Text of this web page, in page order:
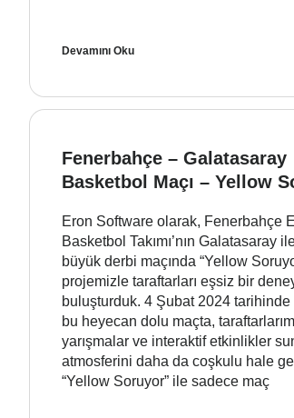
Devamını Oku
Fenerbahçe – Galatasaray
Basketbol Maçı – Yellow
Eron Software olarak, Fenerbahçe
Basketbol Takımı’nın Galatasaray
büyük derbi maçında “Yellow
projemizle taraftarları eşsiz bir
buluşturduk. 4 Şubat 2024
bu heyecan dolu maçta,
yarışmalar ve interaktif etkinlikler
atmosferini daha da coşkulu hale
“Yellow Soruyor” ile sadece maç